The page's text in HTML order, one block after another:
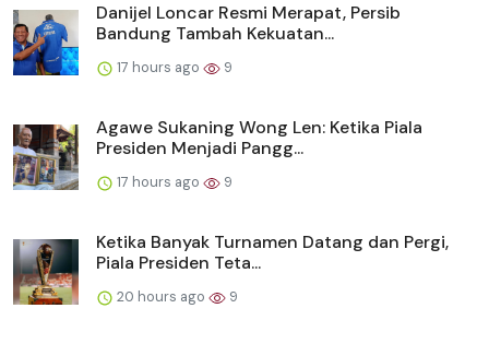
Danijel Loncar Resmi Merapat, Persib
Bandung Tambah Kekuatan...
17 hours ago 9
Agawe Sukaning Wong Len: Ketika Piala
Presiden Menjadi Pangg...
17 hours ago 9
Ketika Banyak Turnamen Datang dan Pergi,
Piala Presiden Teta...
20 hours ago 9